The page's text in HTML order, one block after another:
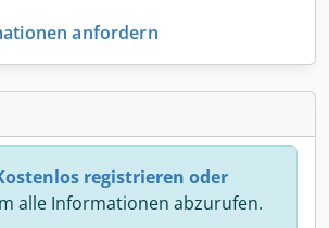
anfordern
registrieren oder
alle Informationen abzurufen.